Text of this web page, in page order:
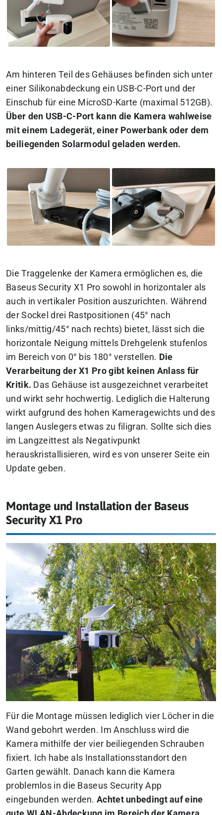
Am hinteren Teil des Gehäuses befinden sich unter
einer Silikonabdeckung ein USB-C-Port und der
Einschub für eine MicroSD-Karte (maximal 512GB).
Über den USB-C-Port kann die Kamera wahlweise
mit einem Ladegerät, einer Powerbank oder dem
beiliegenden Solarmodul geladen werden.
Die Traggelenke der Kamera ermöglichen es, die
Baseus Security X1 Pro sowohl in horizontaler als
auch in vertikaler Position auszurichten. Während
der Sockel drei Rastpositionen (45° nach
links/mittig/45° nach rechts) bietet, lässt sich die
horizontale Neigung mittels Drehgelenk stufenlos
im Bereich von 0° bis 180° verstellen. Die
Verarbeitung der X1 Pro gibt keinen Anlass für
Kritik. Das Gehäuse ist ausgezeichnet verarbeitet
und wirkt sehr hochwertig. Lediglich die Halterung
wirkt aufgrund des hohen Kameragewichts und des
langen Auslegers etwas zu filigran. Sollte sich dies
im Langzeittest als Negativpunkt
herauskristallisieren, wird es von unserer Seite ein
Update geben.
Montage und Installation der Baseus
Security X1 Pro
Für die Montage müssen lediglich vier Löcher in die
Wand gebohrt werden. Im Anschluss wird die
Kamera mithilfe der vier beiliegenden Schrauben
fixiert. Ich habe als Installationsstandort den
Garten gewählt. Danach kann die Kamera
problemlos in die Baseus Security App
eingebunden werden.Achtet unbedingt auf eine